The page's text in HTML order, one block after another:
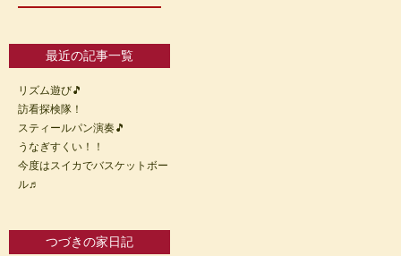
最近の記事一覧
リズム遊び🎵
訪看探検隊！
スティールパン演奏🎵
うなぎすくい！！
今度はスイカでバスケットボー
ル♬
つづきの家日記